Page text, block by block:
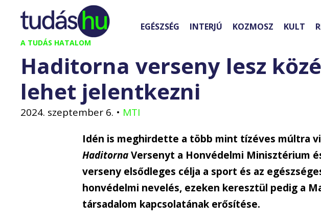
Kilépés
tartalomba
A TUDÁS HATALOM
EGÉSZSÉG INTERJÚ KOZMOSZ KULT
Haditorna verseny lesz
lehet jelentkezni
2024. szeptember 6. • MTI
Idén is meghirdette a több mint tízéves múltra
HaditornaVersenyt a Honvédelmi Minisztérium
verseny elsődleges célja a sport és az
honvédelmi nevelés, ezeken keresztül pedig a
társadalom kapcsolatának erősítése.